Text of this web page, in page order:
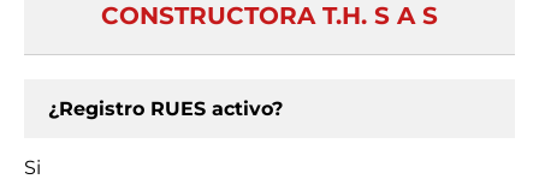
CONSTRUCTORA T.H. S A S
¿Registro RUES activo?
Si